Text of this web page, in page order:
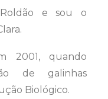
e sou o
2001, quando
de galinhas
Biológico.